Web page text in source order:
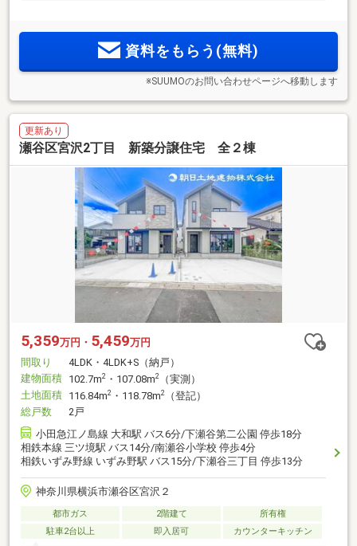
資料をもらう(無料)
※SUUMOのお問い合わせページへ移動します
更新あり
瀬谷区宮沢2丁目 新築分譲住宅 全２棟
5,359万円・ 5,459万円
間取り
4LDK・4LDK+S（納戸）
建物面積 102.7m2 ・107.08m2
（実測）
土地面積 116.84m2 ・118.78m2
（登記）
総戸数
2戸
小田急江ノ島線 大和駅 バス6分/下瀬谷第二公園 停歩18分
相鉄本線 三ツ境駅 バス14分/南瀬谷小学校 停歩4分
相鉄いずみ野線 いずみ野駅 バス15分/下瀬谷三丁目 停歩13分
神奈川県横浜市瀬谷区宮沢２
都市ガス 2階建て
所有権
駐車2台以上
即入居可 カウンターキッチン